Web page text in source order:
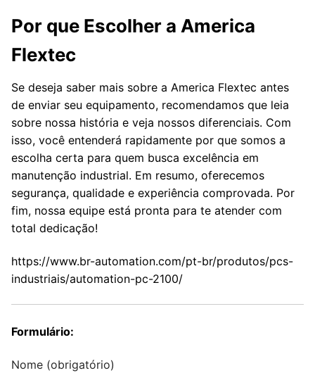
Por que Escolher a America
Flextec
Se deseja saber mais sobre a America Flextec antes
de enviar seu equipamento, recomendamos que leia
sobre nossa história e veja nossos diferenciais. Com
isso, você entenderá rapidamente por que somos a
escolha certa para quem busca excelência em
manutenção industrial. Em resumo, oferecemos
segurança, qualidade e experiência comprovada. Por
fim, nossa equipe está pronta para te atender com
total dedicação!
https://www.br-automation.com/pt-br/produtos/pcs-
industriais/automation-pc-2100/
Formulário:
Nome (obrigatório)